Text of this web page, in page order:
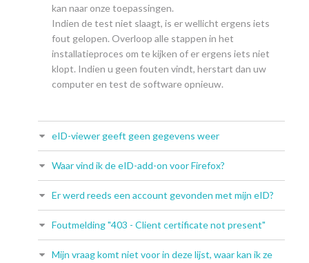
kan naar onze toepassingen.
Indien de test niet slaagt, is er wellicht ergens iets
fout gelopen. Overloop alle stappen in het
installatieproces om te kijken of er ergens iets niet
klopt. Indien u geen fouten vindt, herstart dan uw
computer en test de software opnieuw.
eID-viewer geeft geen gegevens weer
Waar vind ik de eID-add-on voor Firefox?
Er werd reeds een account gevonden met mijn eID?
Foutmelding "403 - Client certificate not present"
Mijn vraag komt niet voor in deze lijst, waar kan ik ze